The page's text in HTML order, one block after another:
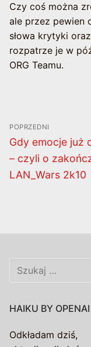
Czy coś można
ale przez pewien
słowa krytyki
rozpatrze je w
ORG Teamu.
Nawigacja
wpisu
POPRZEDNI
Poprzedni
wpis:
Gdy emocje już
– czyli o
LAN_Wars 2k10
Szukaj:
HAIKU BY OPENAI
Odkładam dziś,